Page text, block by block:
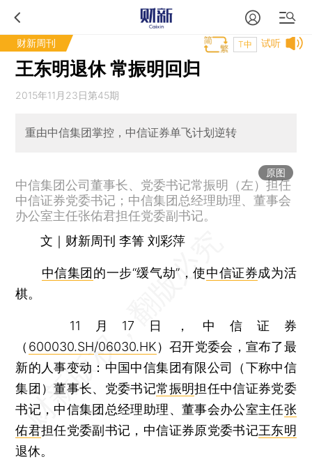
财新周刊 试听
T中
王东明退休 常振明回归
2015年11月23日第45期
重由中信集团掌控，中信证券单飞计划逆转
原图
中信集团公司董事长、党委书记常振明（左）担任
中信证券党委书记；中信集团总经理助理、董事会
办公室主任张佑君担任党委副书记。
文｜财新周刊 李箐 刘彩萍
中信集团 的一步“缓气劫”，使中信证券成为活
棋。
11月17日，中信证券
（ 600030.SH/06030.HK）召开党委会，宣布了最
新的人事变动：中国中信集团有限公司（下称中信
集团）董事长、党委书记常振明担任中信证券党委
书记，中信集团总经理助理、董事会办公室主任张
佑君担任党委副书记，中信证券原党委书记王东明
退休。